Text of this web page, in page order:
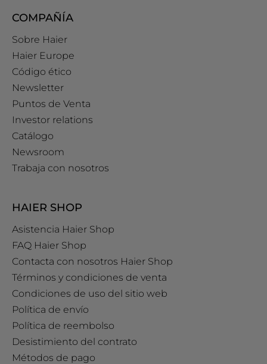
COMPAÑÍA
Sobre Haier
Haier Europe
Código ético
Newsletter
Puntos de Venta
Investor relations
Catálogo
Newsroom
Trabaja con nosotros
HAIER SHOP
Asistencia Haier Shop
FAQ Haier Shop
Contacta con nosotros Haier Shop
Términos y condiciones de venta
Condiciones de uso del sitio web
Política de envío
Política de reembolso
Desistimiento del contrato
Métodos de pago